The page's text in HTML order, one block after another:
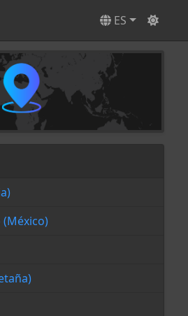
ES
(México)